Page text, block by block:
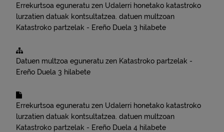
Errekurtsoa eguneratu zen Udalerri honetako katastroko
lurzatien datuak kontsultatzea. datuen multzoan
Katastroko partzelak - Ereño Duela 3 hilabete
Datuen multzoa eguneratu zen Katastroko partzelak -
Ereño Duela 3 hilabete
Errekurtsoa eguneratu zen Udalerri honetako katastroko
lurzatien datuak kontsultatzea. datuen multzoan
Katastroko partzelak - Ereño Duela 4 hilabete